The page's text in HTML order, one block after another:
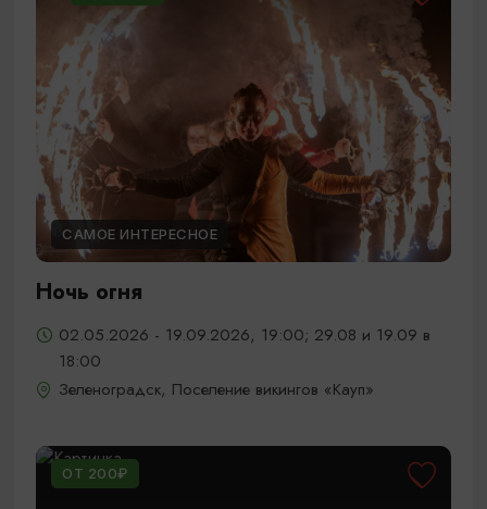
САМОЕ ИНТЕРЕСНОЕ
Ночь огня
02.05.2026 - 19.09.2026, 19:00; 29.08 и 19.09 в
18:00
Зеленоградск, Поселение викингов «Кауп»
ОТ 200₽